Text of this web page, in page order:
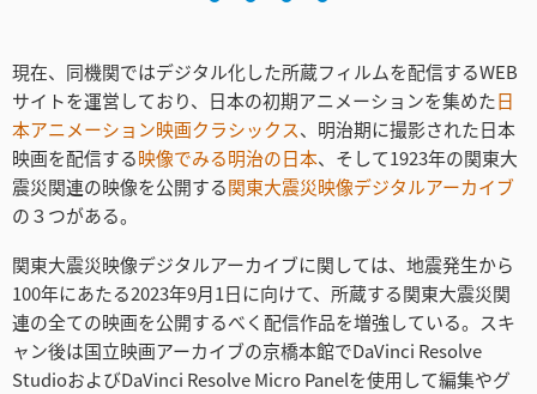
現在、同機関ではデジタル化した所蔵フィルムを配信するWEB
サイトを運営しており、日本の初期アニメーションを集めた日
本アニメーション映画クラシックス、明治期に撮影された日本
映画を配信する映像でみる明治の日本、そして1923年の関東大
震災関連の映像を公開する関東大震災映像デジタルアーカイブ
の３つがある。
関東大震災映像デジタルアーカイブに関しては、地震発生から
100年にあたる2023年9月1日に向けて、所蔵する関東大震災関
連の全ての映画を公開するべく配信作品を増強している。スキ
ャン後は国立映画アーカイブの京橋本館でDaVinci Resolve
StudioおよびDaVinci Resolve Micro Panelを使用して編集やグ